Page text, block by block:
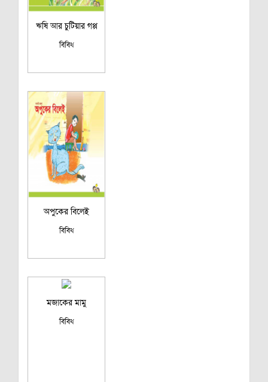
ঋষি আর চুটিয়ার গপ্প
বিবিধ
অপুকের বিলেই
বিবিধ
মজাকের মামু
বিবিধ